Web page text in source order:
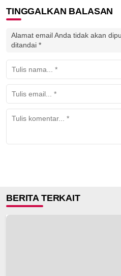
TINGGALKAN BALASAN
Alamat email Anda tidak akan
ditandai *
BERITA TERKAIT